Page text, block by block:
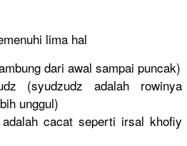
lima hal
dari awal sampai puncak)
(syudzudz adalah rowinya
unggul)
cacat seperti irsal khofiy